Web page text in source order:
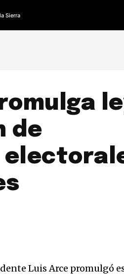
Sierra
de
Luis Arce promulgó